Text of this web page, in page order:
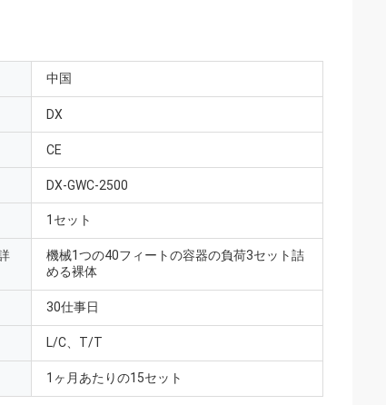
中国
DX
CE
DX-GWC-2500
1セット
機械1つの40フィートの容器の負荷3セット詰
める裸体
30仕事日
L/C、T/T
1ヶ月あたりの15セット